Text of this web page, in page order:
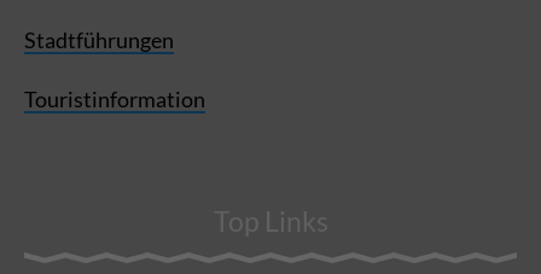
Stadtführungen
Touristinformation
Top Links